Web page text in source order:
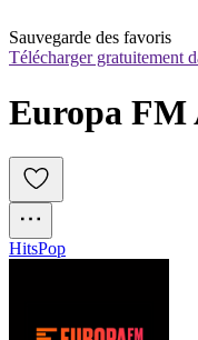
Sauvegarde des favoris
Télécharger gratuitement
Europa FM
HitsPop